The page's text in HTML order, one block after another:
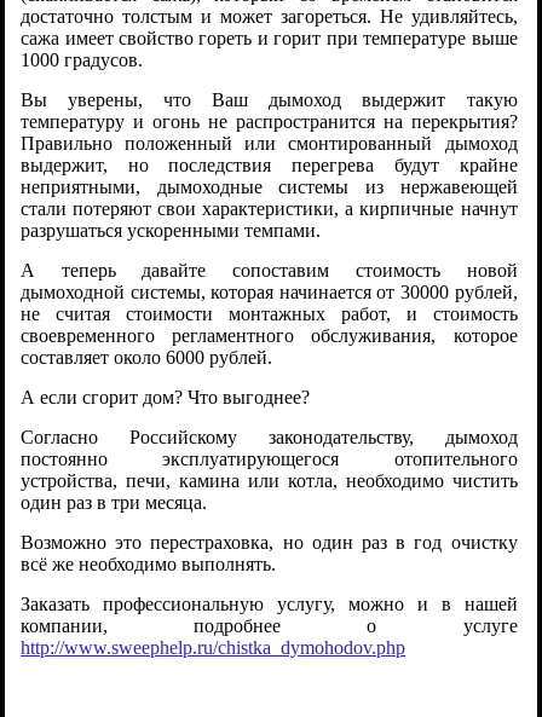
достаточно толстым и может загореться. Не удивляйтесь,
сажа имеет свойство гореть и горит при температуре выше
1000 градусов.
Вы уверены, что Ваш дымоход выдержит такую
температуру и огонь не распространится на перекрытия?
Правильно положенный или смонтированный дымоход
выдержит, но последствия перегрева будут крайне
неприятными, дымоходные системы из нержавеющей
стали потеряют свои характеристики, а кирпичные начнут
разрушаться ускоренными темпами.
А теперь давайте сопоставим стоимость новой
дымоходной системы, которая начинается от 30000 рублей,
не считая стоимости монтажных работ, и стоимость
своевременного регламентного обслуживания, которое
составляет около 6000 рублей.
А если сгорит дом? Что выгоднее?
Согласно Российскому законодательству, дымоход
постоянно эксплуатирующегося отопительного
устройства, печи, камина или котла, необходимо чистить
один раз в три месяца.
Возможно это перестраховка, но один раз в год очистку
всё же необходимо выполнять.
Заказать профессиональную услугу, можно и в нашей
компании, подробнее о услуге
http://www.sweephelp.ru/chistka_dymohodov.php